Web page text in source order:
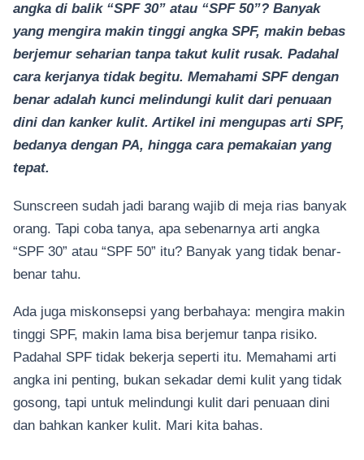
angka di balik “SPF 30” atau “SPF 50”? Banyak
yang mengira makin tinggi angka SPF, makin bebas
berjemur seharian tanpa takut kulit rusak. Padahal
cara kerjanya tidak begitu. Memahami SPF dengan
benar adalah kunci melindungi kulit dari penuaan
dini dan kanker kulit. Artikel ini mengupas arti SPF,
bedanya dengan PA, hingga cara pemakaian yang
tepat.
Sunscreen sudah jadi barang wajib di meja rias banyak
orang. Tapi coba tanya, apa sebenarnya arti angka
“SPF 30” atau “SPF 50” itu? Banyak yang tidak benar-
benar tahu.
Ada juga miskonsepsi yang berbahaya: mengira makin
tinggi SPF, makin lama bisa berjemur tanpa risiko.
Padahal SPF tidak bekerja seperti itu. Memahami arti
angka ini penting, bukan sekadar demi kulit yang tidak
gosong, tapi untuk melindungi kulit dari penuaan dini
dan bahkan kanker kulit. Mari kita bahas.